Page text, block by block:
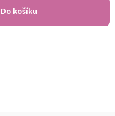
Do košíku